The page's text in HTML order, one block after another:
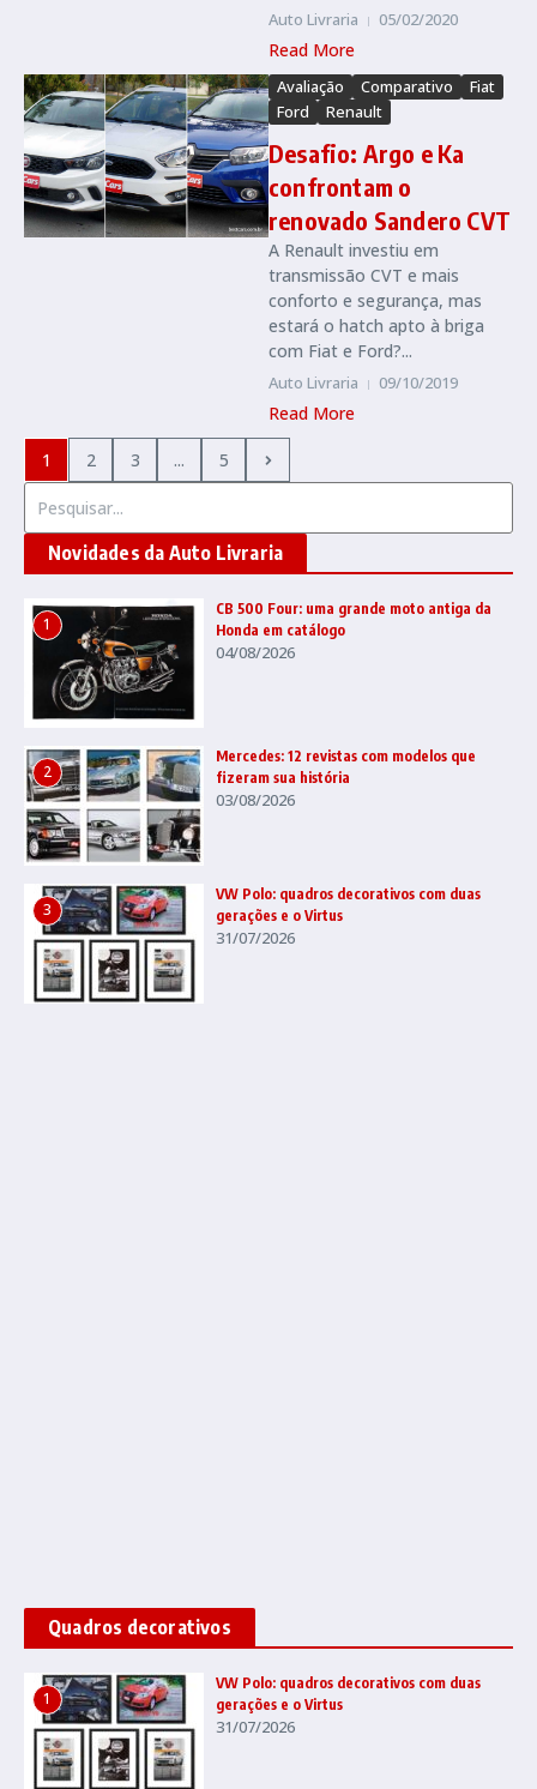
Auto Livraria 05/02/2020
Read More
Avaliação Comparativo
Fiat
Ford
Renault
Desafio: Argo e Ka
confrontam o
renovado Sandero CVT
A Renault investiu em
transmissão CVT e mais
conforto e segurança, mas
estará o hatch apto à briga
com Fiat e Ford?...
Auto Livraria 09/10/2019
Read More
1 2 3 ...
5
Novidades da Auto Livraria
1
CB 500 Four: uma grande moto antiga da
Honda em catálogo
04/08/2026
2
Mercedes: 12 revistas com modelos que
fizeram sua história
03/08/2026
3
VW Polo: quadros decorativos com duas
gerações e o Virtus
31/07/2026
Quadros decorativos
1
VW Polo: quadros decorativos com duas
gerações e o Virtus
31/07/2026